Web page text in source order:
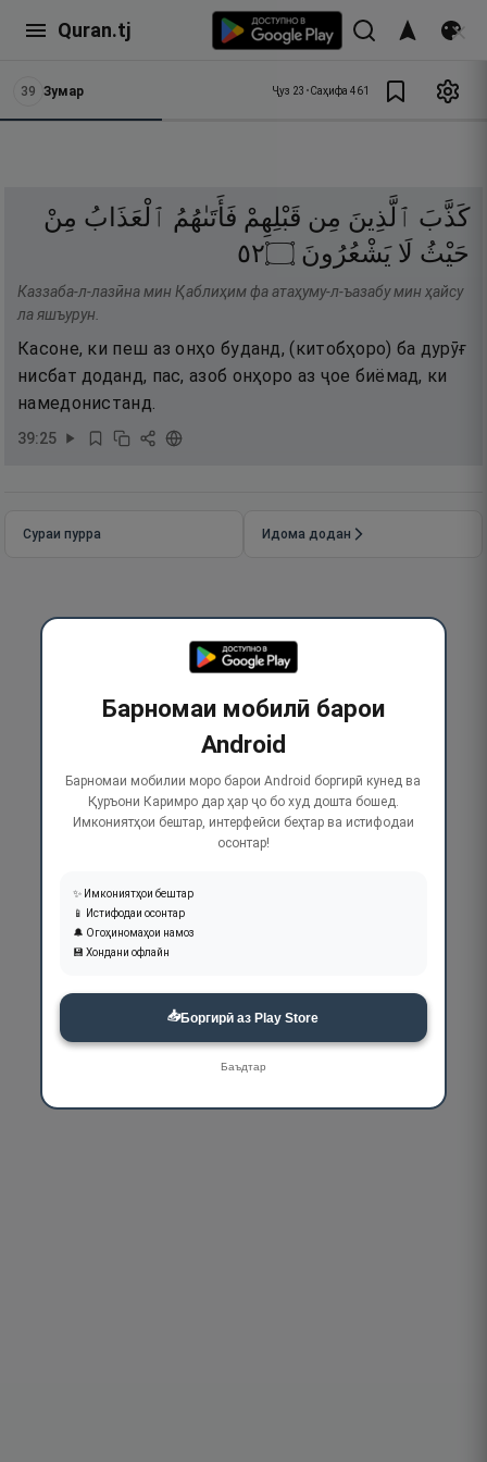
Quran.tj
39 Зумар Ҷуз 23 •Саҳифа 461
كَذَّبَ ٱلَّذِينَ مِن قَبْلِهِمْ فَأَتَىٰهُمُ ٱلْعَذَابُ مِنْ
حَيْثُ لَا يَشْعُرُونَ ۝٢٥
Каззаба-л-лазӣна мин Қаблиҳим фа атаҳуму-л-ъазабу мин ҳайсу
ла яшъурун.
Касоне, ки пеш аз онҳо буданд, (китобҳоро) ба дурӯғ
нисбат доданд, пас, азоб онҳоро аз ҷое биёмад, ки
намедонистанд.
39:25
Сураи пурра Идома додан
Барномаи мобилӣ барои
Android
Барномаи мобилии моро барои Android боргирӣ кунед ва
Қуръони Каримро дар ҳар ҷо бо худ дошта бошед.
Имкониятҳои бештар, интерфейси беҳтар ва истифодаи
осонтар!
✨ Имкониятҳои бештар
📱 Истифодаи осонтар
🔔 Огоҳиномаҳои намоз
💾 Хондани офлайн
📥Боргирӣ аз Play Store
Баъдтар